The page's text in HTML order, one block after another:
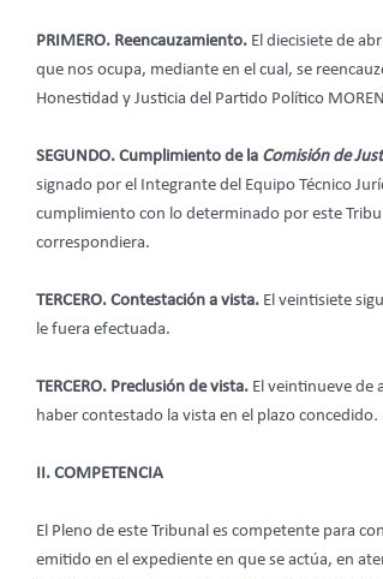
PRIMERO. Reencauzamiento. El diecisiete de
que nos ocupa, mediante en el cual, se
Honestidad y Justicia del Partido Político
SEGUNDO. Cumplimiento de la Comisión de
signado por el Integrante del Equipo Técnico
cumplimiento con lo determinado por este
correspondiera.
TERCERO. Contestación a vista. El veintisiete
le fuera efectuada.
TERCERO. Preclusión de vista. El veintinueve de
haber contestado la vista en el plazo concedido.
II. COMPETENCIA
El Pleno de este Tribunal es competente para
emitido en el expediente en que se actúa, en